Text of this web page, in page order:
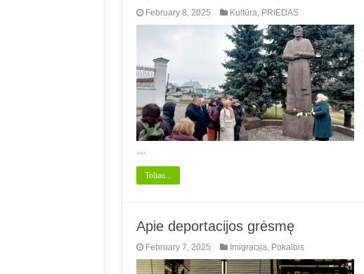
February 8, 2025 Kultūra PRIEDAS
Toliau...
Apie deportacijos grėsmę
February 7, 2025 Imigracija Pokalbis